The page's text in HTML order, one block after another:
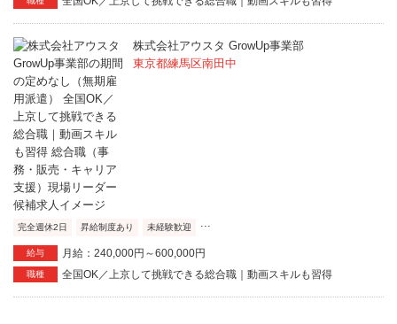
株式会社アウスタ GrowUp事業部
東京都練馬区南田中
完全週休2日 昇給制度あり 未経験歓迎 ...
給与 月給：240,000円～600,000円
職種 全国OK／上京して挑戦できる総合職｜動画スキルも習得